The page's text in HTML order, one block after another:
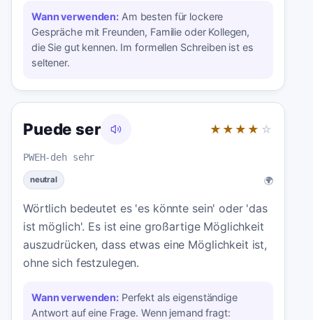
Wann verwenden: Am besten für lockere
Gespräche mit Freunden, Familie oder Kollegen,
die Sie gut kennen. Im formellen Schreiben ist es
seltener.
Puede ser ★★★★ ☆
PWEH-deh sehr
neutral 🌍
Wörtlich bedeutet es 'es könnte sein' oder 'das
ist möglich'. Es ist eine großartige Möglichkeit
auszudrücken, dass etwas eine Möglichkeit ist,
ohne sich festzulegen.
Wann verwenden: Perfekt als eigenständige
Antwort auf eine Frage. Wenn jemand fragt: